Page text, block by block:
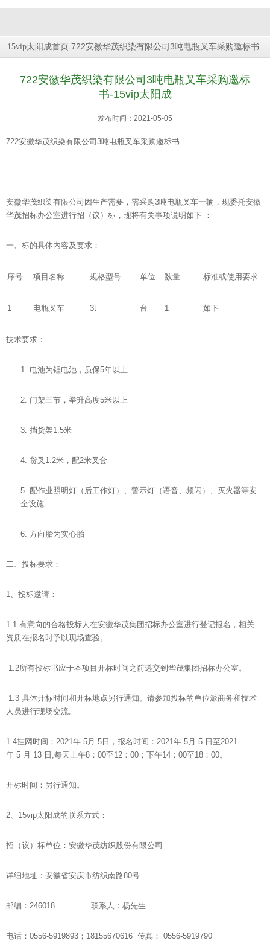
15vip太阳成首页 722安徽华茂织染有限公司3吨电瓶叉车采购邀标书
722安徽华茂织染有限公司3吨电瓶叉车采购邀标
书-15vip太阳成
发布时间：2021-05-05
722安徽华茂织染有限公司3吨电瓶叉车采购邀标书
安徽华茂织染有限公司因生产需要，需采购3吨电瓶叉车一辆，现委托安徽
华茂招标办公室进行招（议）标，现将有关事项说明如下 ：
一、标的具体内容及要求：
序号 项目名称 规格型号 单位 数量 标准或使用要求
1 电瓶叉车 3t 台 1 如下
技术要求：
1. 电池为锂电池，质保5年以上
2. 门架三节，举升高度5米以上
3. 挡货架1.5米
4. 货叉1.2米，配2米叉套
5. 配作业照明灯（后工作灯）、警示灯（语音、频闪）、灭火器等安
全设施
6. 方向胎为实心胎
二、投标要求：
1、投标邀请：
1.1 有意向的合格投标人在安徽华茂集团招标办公室进行登记报名，相关
资质在报名时予以现场查验。
1.2所有投标书应于本项目开标时间之前递交到华茂集团招标办公室。
1.3 具体开标时间和开标地点另行通知。请参加投标的单位派商务和技术
人员进行现场交流。
1.4挂网时间：2021年 5月 5日，报名时间：2021年 5月 5 日至2021
年 5 月 13 日,每天上午8：00至12：00；下午14：00至18：00。
开标时间：另行通知。
2、15vip太阳成的联系方式：
招（议）标单位：安徽华茂纺织股份有限公司
详细地址：安徽省安庆市纺织南路80号
邮编：246018 联系人：杨先生
电话：0556-5919893；18155670616 传真： 0556-5919790